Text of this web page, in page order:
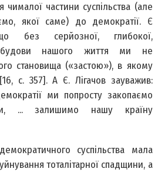
частини суспільства (але
якої саме) до демократії. Є
без серйозної, глибокої,
нашого життя ми не
становища («застою»), в якому
с. 357]. А Є. Лігачов зауважив:
ми попросту закопаємо
... залишимо нашу країну
суспільства мала
тоталітарної спадщини, а